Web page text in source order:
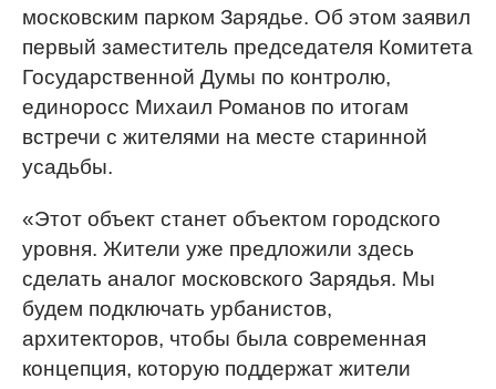
московским парком Зарядье. Об этом заявил
первый заместитель председателя Комитета
Государственной Думы по контролю,
единоросс Михаил Романов по итогам
встречи с жителями на месте старинной
усадьбы.
«Этот объект станет объектом городского
уровня. Жители уже предложили здесь
сделать аналог московского Зарядья. Мы
будем подключать урбанистов,
архитекторов, чтобы была современная
концепция, которую поддержат жители